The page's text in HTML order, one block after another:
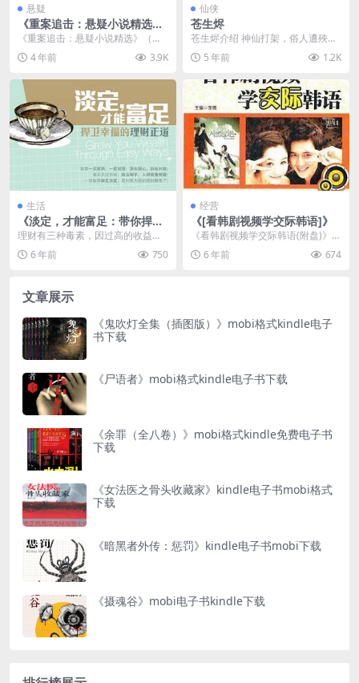
悬疑
《重案追击：悬疑小说精选》
（套装共12册）EPUB/MOBI/
AZW3格式下载
《重案追击：悬疑小说精选》（套
装共12册）EPUB/MOBI/AZW3格
式下载介...
4 年前 3.9K
仙侠
苍生烬
苍生烬介绍 神仙打架，俗人遭殃。
某日，小山村天降黑指，戳破半个
村子，死伤多人，留...
5 年前 1.2K
生活
《淡定，才能富足：带你捍卫
幸福的理财正道》
理财有三种毒素，因过高的收益期
待去频繁捕捉高低点；不理解资产
组合的差异性而集中投...
6 年前 750
经营
《[看韩剧视频学交际韩语]》
《看韩剧视频学交际韩语(附盘)》，
本套书分为日常口语和交际口语，
挑选了年轻人喜欢...
6 年前 674
文章展示
《鬼吹灯全集（插图版）》mobi格式kindle电子
书下载
《尸语者》mobi格式kindle电子书下载
《余罪（全八卷）》mobi格式kindle免费电子书
下载
《女法医之骨头收藏家》kindle电子书mobi格式
下载
《暗黑者外传：惩罚》kindle电子书mobi下载
《摄魂谷》mobi电子书kindle下载